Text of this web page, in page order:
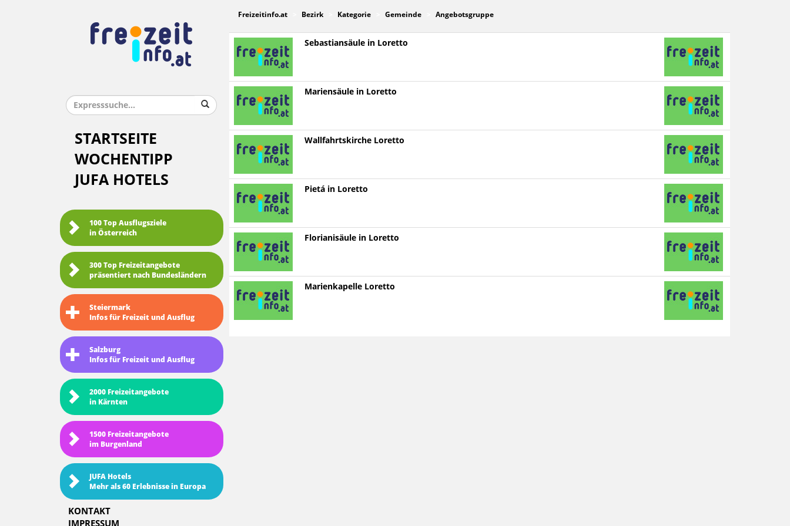
STARTSEITE
WOCHENTIPP
JUFA HOTELS
100 Top Ausflugsziele
in Österreich
300 Top Freizeitangebote
präsentiert nach Bundesländern
Steiermark
Infos für Freizeit und Ausflug
Salzburg
Infos für Freizeit und Ausflug
2000 Freizeitangebote
in Kärnten
1500 Freizeitangebote
im Burgenland
JUFA Hotels
Mehr als 60 Erlebnisse in Europa
KONTAKT
IMPRESSUM
Freizeitinfo.at Bezirk Kategorie Gemeinde Angebotsgruppe
Sebastiansäule in Loretto
Mariensäule in Loretto
Wallfahrtskirche Loretto
Pietá in Loretto
Florianisäule in Loretto
Marienkapelle Loretto